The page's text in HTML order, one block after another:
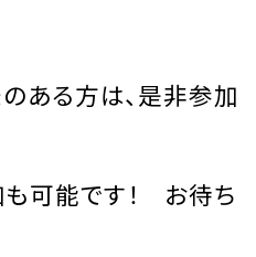
ある方は、是非参加
可能です！ お待ち